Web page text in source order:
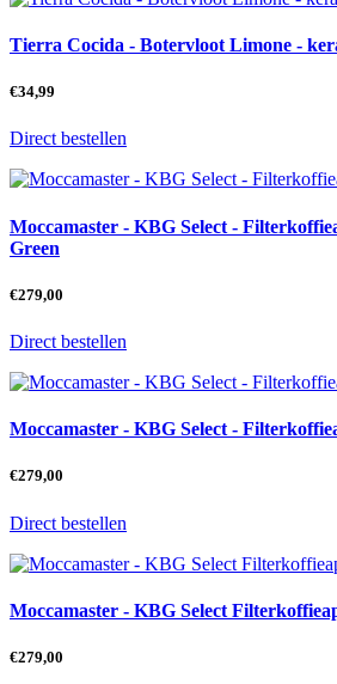
Tierra Cocida - Botervloot Limone -
€34,99
Direct bestellen
Moccamaster - KBG Select -
Green
€279,00
Direct bestellen
Moccamaster - KBG Select -
€279,00
Direct bestellen
Moccamaster - KBG Select
€279,00